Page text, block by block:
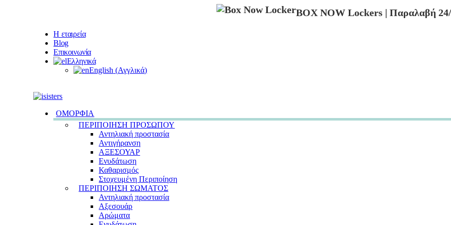
BOX NOW Lockers | Παραλαβή
Η εταιρεία
Blog
Επικοινωνία
Ελληνικά
English (Αγγλικά)
ΟΜΟΡΦΙΑ
ΠΕΡΙΠΟΙΗΣΗ ΠΡΟΣΩΠΟΥ
Αντηλιακή προστασία
Αντιγήρανση
ΑΞΕΣΟΥΑΡ
Ενυδάτωση
Καθαρισμός
Στοχευμένη Περιποίηση
ΠΕΡΙΠΟΙΗΣΗ ΣΩΜΑΤΟΣ
Αντηλιακή προστασία
Αξεσουάρ
Αρώματα